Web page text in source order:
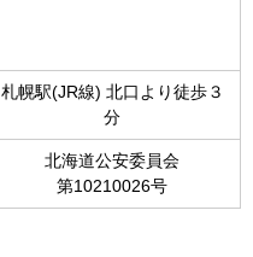
札幌駅(JR線) 北口より徒歩３
分
北海道公安委員会
第10210026号